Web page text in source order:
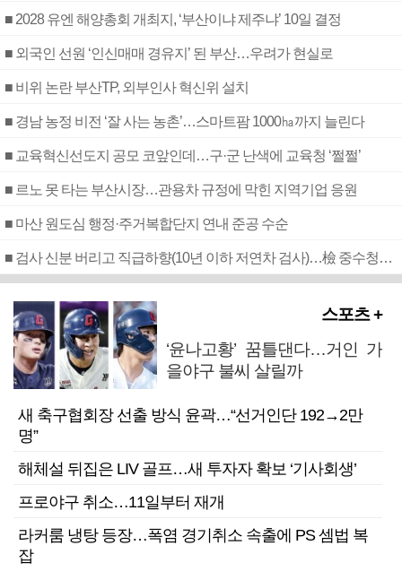
■ 2028 유엔 해양총회 개최지, ‘부산이냐 제주냐’ 10일 결정
■ 외국인 선원 ‘인신매매 경유지’ 된 부산…우려가 현실로
■ 비위 논란 부산TP, 외부인사 혁신위 설치
■ 경남 농정 비전 ‘잘 사는 농촌’…스마트팜 1000㏊까지 늘린다
■ 교육혁신선도지 공모 코앞인데…구·군 난색에 교육청 ‘쩔쩔’
■ 르노 못 타는 부산시장…관용차 규정에 막힌 지역기업 응원
■ 마산 원도심 행정·주거복합단지 연내 준공 수순
■ 검사 신분 버리고 직급하향(10년 이하 저연차 검사)…檢 중수청행 기피
스포츠 +
‘윤나고황’ 꿈틀댄다…거인 가
을야구 불씨 살릴까
새 축구협회장 선출 방식 윤곽…“선거인단 192→2만
명”
해체설 뒤집은 LIV 골프…새 투자자 확보 ‘기사회생’
프로야구 취소…11일부터 재개
라커룸 냉탕 등장…폭염 경기취소 속출에 PS 셈법 복
잡